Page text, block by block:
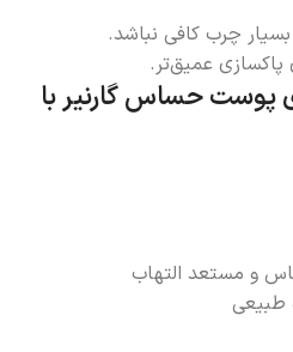
چرب کافی نباشد.
پاکسازی عمیق‌تر.
حساس گارنیر با
و مستعد التهاب
طبیعی